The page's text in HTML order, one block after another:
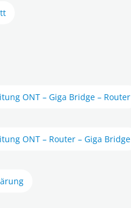
ONT – Giga Bridge – Router
ONT – Router – Giga Bridge